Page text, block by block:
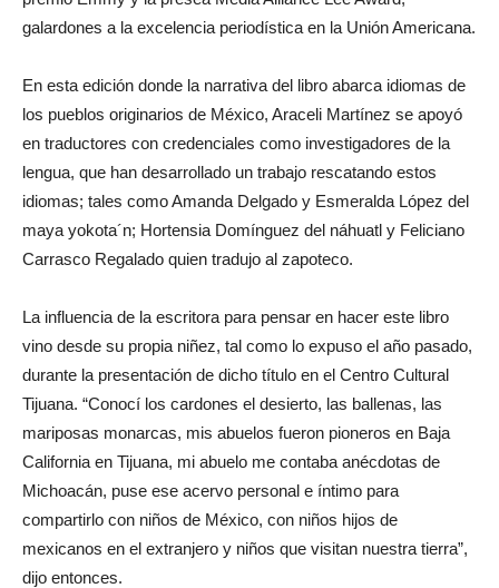
galardones a la excelencia periodística en la Unión Americana.
En esta edición donde la narrativa del libro abarca idiomas de
los pueblos originarios de México, Araceli Martínez se apoyó
en traductores con credenciales como investigadores de la
lengua, que han desarrollado un trabajo rescatando estos
idiomas; tales como Amanda Delgado y Esmeralda López del
maya yokota´n; Hortensia Domínguez del náhuatl y Feliciano
Carrasco Regalado quien tradujo al zapoteco.
La influencia de la escritora para pensar en hacer este libro
vino desde su propia niñez, tal como lo expuso el año pasado,
durante la presentación de dicho título en el Centro Cultural
Tijuana. “Conocí los cardones el desierto, las ballenas, las
mariposas monarcas, mis abuelos fueron pioneros en Baja
California en Tijuana, mi abuelo me contaba anécdotas de
Michoacán, puse ese acervo personal e íntimo para
compartirlo con niños de México, con niños hijos de
mexicanos en el extranjero y niños que visitan nuestra tierra”,
dijo entonces.